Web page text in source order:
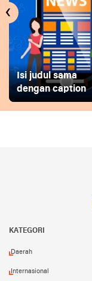
Isi judul sama
dengan caption
‹
KATEGORI
Daerah
Internasional